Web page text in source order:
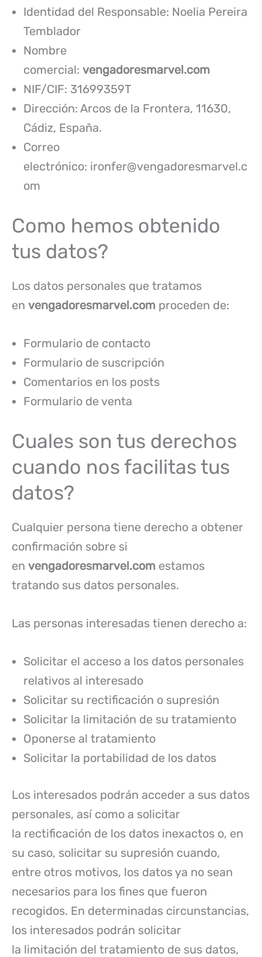
Identidad del Responsable: Noelia Pereira
Temblador
Nombre
comercial: vengadoresmarvel.com
NIF/CIF: 31699359T
Dirección: Arcos de la Frontera, 11630,
Cádiz, España.
Correo
electrónico: ironfer@vengadoresmarvel.c
om
Como hemos obtenido
tus datos?
Los datos personales que tratamos
en vengadoresmarvel.com proceden de:
Formulario de contacto
Formulario de suscripción
Comentarios en los posts
Formulario de venta
Cuales son tus derechos
cuando nos facilitas tus
datos?
Cualquier persona tiene derecho a obtener
confirmación sobre si
en vengadoresmarvel.com estamos
tratando sus datos personales.
Las personas interesadas tienen derecho a:
Solicitar el acceso a los datos personales
relativos al interesado
Solicitar su rectificación o supresión
Solicitar la limitación de su tratamiento
Oponerse al tratamiento
Solicitar la portabilidad de los datos
Los interesados podrán acceder a sus datos
personales, así como a solicitar
la rectificación de los datos inexactos o, en
su caso, solicitar su supresión cuando,
entre otros motivos, los datos ya no sean
necesarios para los fines que fueron
recogidos. En determinadas circunstancias,
los interesados podrán solicitar
la limitación del tratamiento de sus datos,